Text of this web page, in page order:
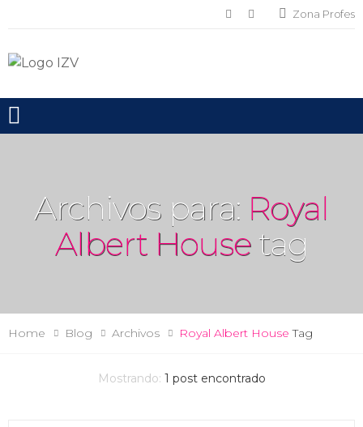
Zona Profes
Toggle mobile menu
Archivos para: Royal
Albert House tag
Home Blog Archivos Royal Albert House Tag
Mostrando: 1 post encontrado